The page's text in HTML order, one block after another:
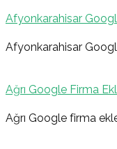
Afyonkarahisar
Afyonkarahisar
Ağrı Google Firma
Ağrı Google firma